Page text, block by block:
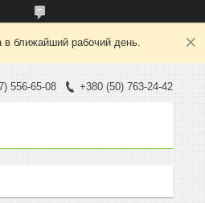
в ближайший рабочий день.
556-65-08 +380 (50) 763-24-42